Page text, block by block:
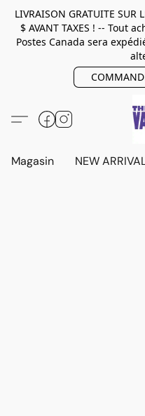
LIVRAISON GRATUITE SUR
$ AVANT TAXES ! -- Tout
Postes Canada sera
Magasin NEW